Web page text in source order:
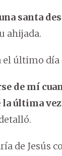
santa
ahijada.
el último
de mí
la última
de Jesús